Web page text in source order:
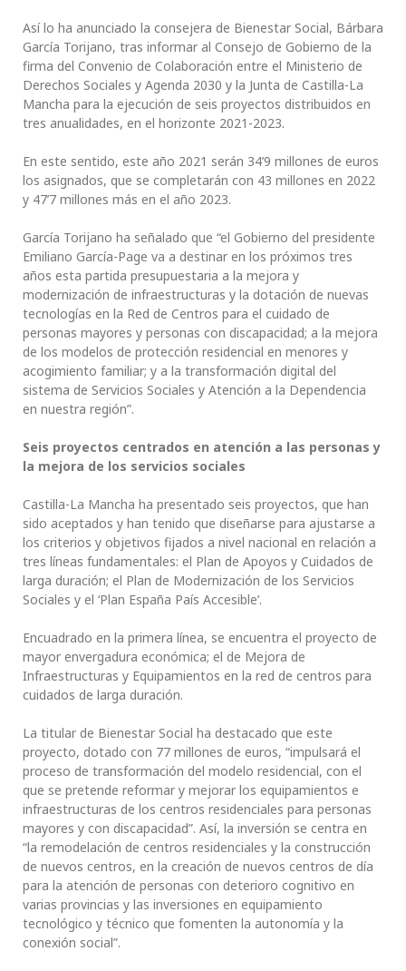
Así lo ha anunciado la consejera de Bienestar Social, Bárbara
García Torijano, tras informar al Consejo de Gobierno de la
firma del Convenio de Colaboración entre el Ministerio de
Derechos Sociales y Agenda 2030 y la Junta de Castilla-La
Mancha para la ejecución de seis proyectos distribuidos en
tres anualidades, en el horizonte 2021-2023.
En este sentido, este año 2021 serán 34’9 millones de euros
los asignados, que se completarán con 43 millones en 2022
y 47’7 millones más en el año 2023.
García Torijano ha señalado que “el Gobierno del presidente
Emiliano García-Page va a destinar en los próximos tres
años esta partida presupuestaria a la mejora y
modernización de infraestructuras y la dotación de nuevas
tecnologías en la Red de Centros para el cuidado de
personas mayores y personas con discapacidad; a la mejora
de los modelos de protección residencial en menores y
acogimiento familiar; y a la transformación digital del
sistema de Servicios Sociales y Atención a la Dependencia
en nuestra región”.
Seis proyectos centrados en atención a las personas y
la mejora de los servicios sociales
Castilla-La Mancha ha presentado seis proyectos, que han
sido aceptados y han tenido que diseñarse para ajustarse a
los criterios y objetivos fijados a nivel nacional en relación a
tres líneas fundamentales: el Plan de Apoyos y Cuidados de
larga duración; el Plan de Modernización de los Servicios
Sociales y el ‘Plan España País Accesible’.
Encuadrado en la primera línea, se encuentra el proyecto de
mayor envergadura económica; el de Mejora de
Infraestructuras y Equipamientos en la red de centros para
cuidados de larga duración.
La titular de Bienestar Social ha destacado que este
proyecto, dotado con 77 millones de euros, “impulsará el
proceso de transformación del modelo residencial, con el
que se pretende reformar y mejorar los equipamientos e
infraestructuras de los centros residenciales para personas
mayores y con discapacidad”. Así, la inversión se centra en
“la remodelación de centros residenciales y la construcción
de nuevos centros, en la creación de nuevos centros de día
para la atención de personas con deterioro cognitivo en
varias provincias y las inversiones en equipamiento
tecnológico y técnico que fomenten la autonomía y la
conexión social”.